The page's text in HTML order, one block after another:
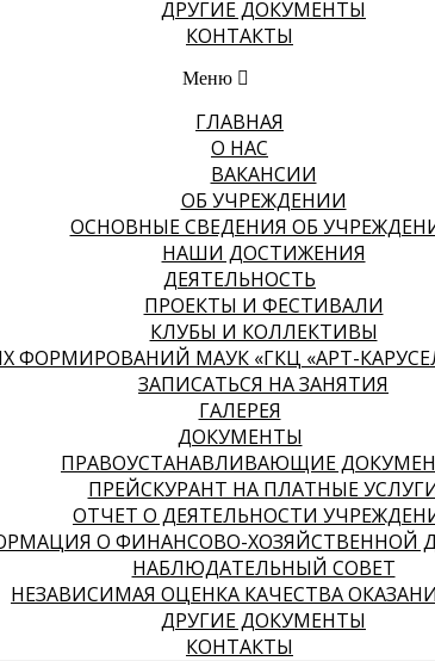
ДРУГИЕ ДОКУМЕНТЫ
КОНТАКТЫ
Меню
ГЛАВНАЯ
О НАС
ВАКАНСИИ
ОБ УЧРЕЖДЕНИИ
ОСНОВНЫЕ СВЕДЕНИЯ ОБ
НАШИ ДОСТИЖЕНИЯ
ДЕЯТЕЛЬНОСТЬ
ПРОЕКТЫ И ФЕСТИВАЛИ
КЛУБЫ И КОЛЛЕКТИВЫ
МАУК «ГКЦ «АРТ-
ЗАПИСАТЬСЯ НА ЗАНЯТИЯ
ГАЛЕРЕЯ
ДОКУМЕНТЫ
ПРАВОУСТАНАВЛИВАЮЩИЕ
ПРЕЙСКУРАНТ НА ПЛАТНЫЕ
ОТЧЕТ О ДЕЯТЕЛЬНОСТИ
О ФИНАНСОВО-ХОЗЯЙСТВЕННОЙ
НАБЛЮДАТЕЛЬНЫЙ СОВЕТ
НЕЗАВИСИМАЯ ОЦЕНКА КАЧЕСТВА
ДРУГИЕ ДОКУМЕНТЫ
КОНТАКТЫ